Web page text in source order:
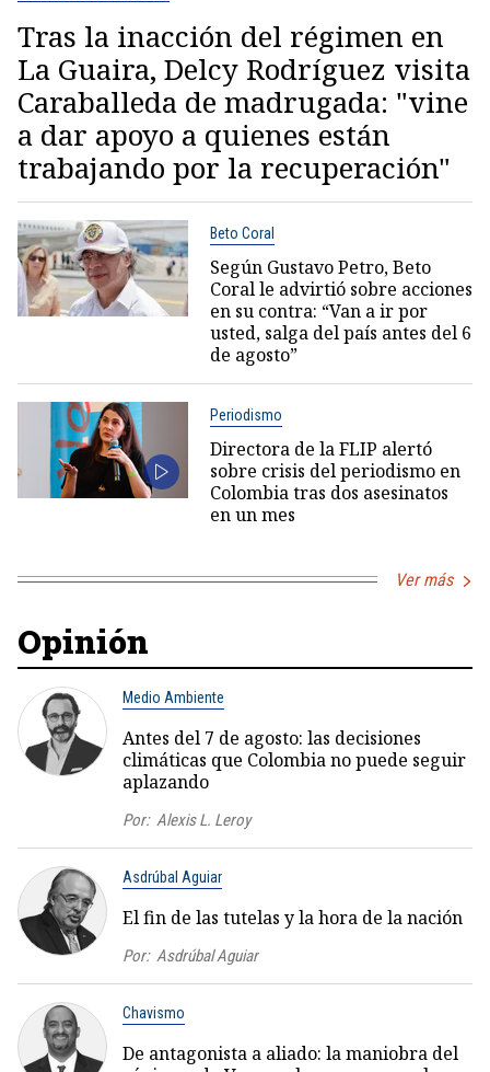
Tras la inacción del régimen en
La Guaira, Delcy Rodríguez visita
Caraballeda de madrugada: "vine
a dar apoyo a quienes están
trabajando por la recuperación"
Beto Coral
Según Gustavo Petro, Beto
Coral le advirtió sobre acciones
en su contra: “Van a ir por
usted, salga del país antes del 6
de agosto”
Periodismo
Directora de la FLIP alertó
sobre crisis del periodismo en
Colombia tras dos asesinatos
en un mes
Ver más
Opinión
Medio Ambiente
Antes del 7 de agosto: las decisiones
climáticas que Colombia no puede seguir
aplazando
Por: Alexis L. Leroy
Asdrúbal Aguiar
El fin de las tutelas y la hora de la nación
Por: Asdrúbal Aguiar
Chavismo
De antagonista a aliado: la maniobra del